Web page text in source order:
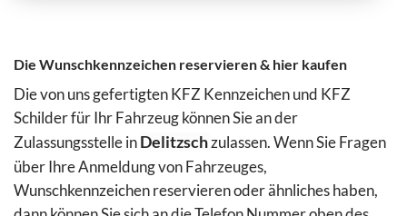
Die Wunschkennzeichen reservieren & hier kaufen
Die von uns gefertigten KFZ Kennzeichen und KFZ
Schilder für Ihr Fahrzeug können Sie an der
Zulassungsstelle inDelitzschzulassen. Wenn Sie Fragen
über Ihre Anmeldung von Fahrzeuges,
Wunschkennzeichen reservieren oder ähnliches haben,